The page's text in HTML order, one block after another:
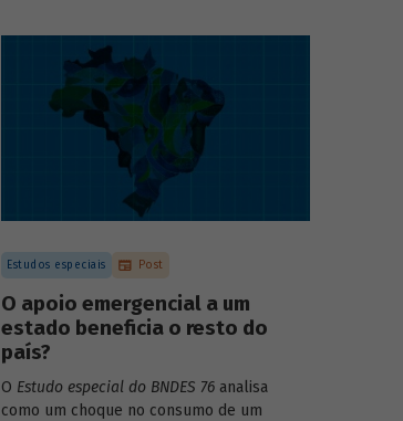
Estudos especiais Post
O apoio emergencial a um
estado beneficia o resto do
país?
O Estudo especial do BNDES 76 analisa
como um choque no consumo de um